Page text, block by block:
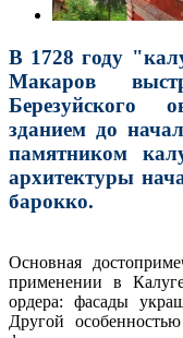
В 1728 году
Макаров
Березуйского
зданием до
памятником
архитектуры
барокко.
Основная
применении в
ордера: фасады
Другой